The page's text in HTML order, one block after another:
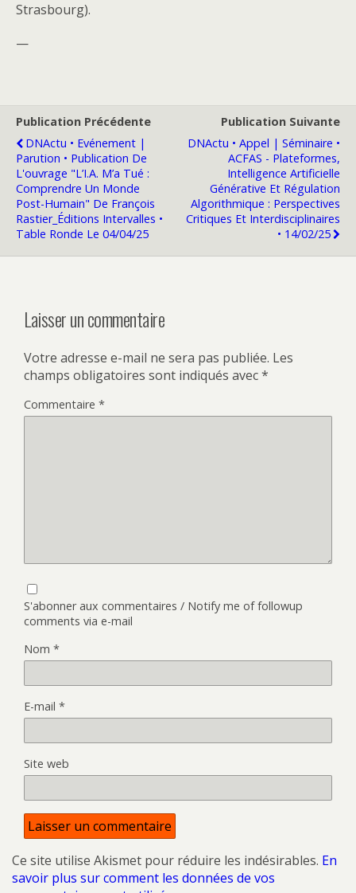
Strasbourg).
—
Publication Précédente
DNActu • Evénement |
Parution • Publication De
L'ouvrage "L’I.A. M’a Tué :
Comprendre Un Monde
Post-Humain" De François
Rastier_Éditions Intervalles •
Table Ronde Le 04/04/25
Publication Suivante
DNActu • Appel | Séminaire •
ACFAS - Plateformes,
Intelligence Artificielle
Générative Et Régulation
Algorithmique : Perspectives
Critiques Et Interdisciplinaires
• 14/02/25
Laisser un commentaire
Votre adresse e-mail ne sera pas publiée. Les
champs obligatoires sont indiqués avec*
Commentaire *
S'abonner aux commentaires / Notify me of followup
comments via e-mail
Nom *
E-mail *
Site web
Ce site utilise Akismet pour réduire les indésirables. En
savoir plus sur comment les données de vos